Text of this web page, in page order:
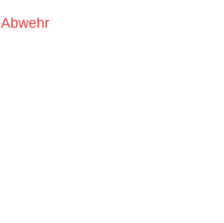
Abwehr